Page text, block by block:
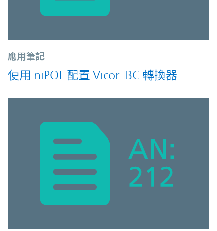
應用筆記
使用 niPOL 配置 Vicor IBC 轉換器